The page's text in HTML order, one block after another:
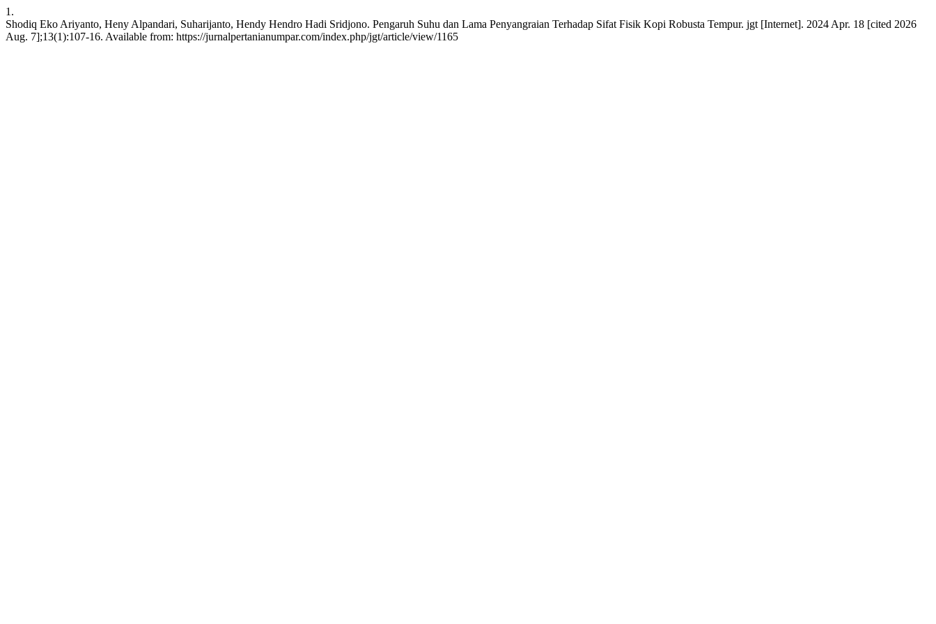
1.
Shodiq Eko Ariyanto, Heny Alpandari, Suharijanto, Hendy Hendro Hadi Sridjono. Pengaruh Suhu dan Lama Penyangraian Terhadap Sifat Fisik Kopi Robusta Tempur. jgt [Internet]. 2024 Apr. 18 [cited 2026
Aug. 7];13(1):107-16. Available from: https://jurnalpertanianumpar.com/index.php/jgt/article/view/1165